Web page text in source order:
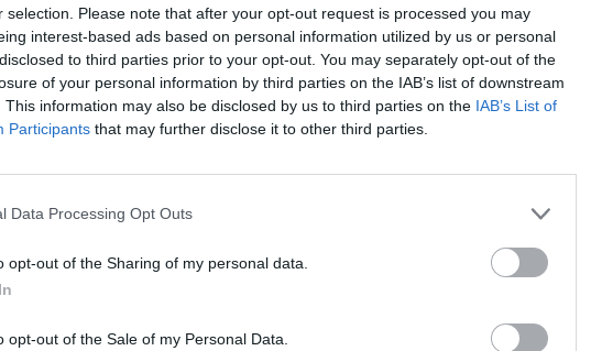
selection. Please note that after your opt-out request is processed you may
interest-based ads based on personal information utilized by us or personal
to third parties prior to your opt-out. You may separately opt-out of the
of your personal information by third parties on the IAB’s list of downstream
This information may also be disclosed by us to third parties on the IAB’s List of
Participants that may further disclose it to other third parties.
Data Processing Opt Outs
opt-out of the Sharing of my personal data.
opt-out of the Sale of my Personal Data.